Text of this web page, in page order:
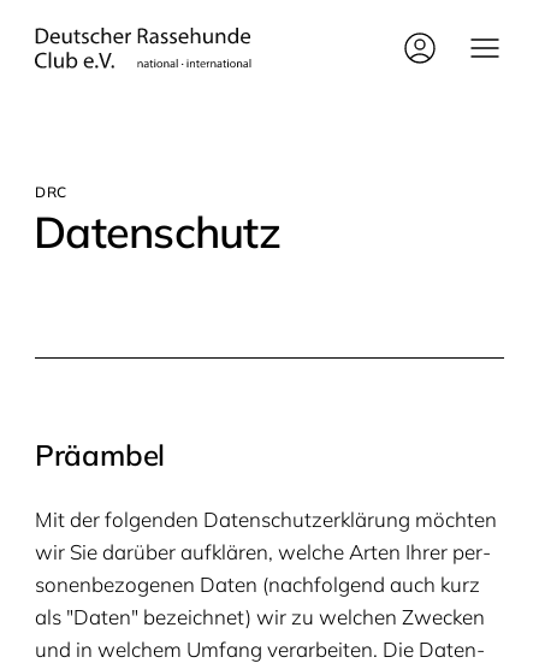
DRC
Daten­schutz
Prä­am­bel
Mit der fol­gen­den Daten­schutz­er­klä­rung möch­ten
wir Sie dar­über auf­klä­ren, wel­che Arten Ihrer per­
so­nen­be­zo­ge­nen Daten (nach­fol­gend auch kurz
als "Daten" bezeich­net) wir zu wel­chen Zwe­cken
und in wel­chem Umfang ver­ar­bei­ten. Die Daten­